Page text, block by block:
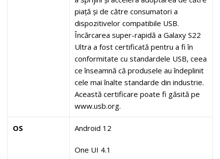
piață și de către consumatori a
dispozitivelor compatibile USB.
Încărcarea super-rapidă a Galaxy S22
Ultra a fost certificată pentru a fi în
conformitate cu standardele USB, ceea
ce înseamnă că produsele au îndeplinit
cele mai înalte standarde din industrie.
Această certificare poate fi găsită pe
www.usb.org.
OS Android 12
One UI 4.1